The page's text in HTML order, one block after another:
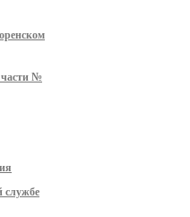
части №
службе